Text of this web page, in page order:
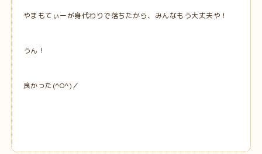
やまもてぃーが身代わりで落ちたから、みんなもう大丈夫や！
うん！
良かった(^O^)／